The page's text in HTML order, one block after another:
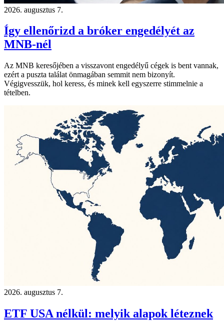
2026. augusztus 7.
Így ellenőrizd a bróker engedélyét az
MNB-nél
Az MNB keresőjében a visszavont engedélyű cégek is bent vannak,
ezért a puszta találat önmagában semmit nem bizonyít.
Végigvesszük, hol keress, és minek kell egyszerre stimmelnie a
tételben.
2026. augusztus 7.
ETF USA nélkül: melyik alapok léteznek